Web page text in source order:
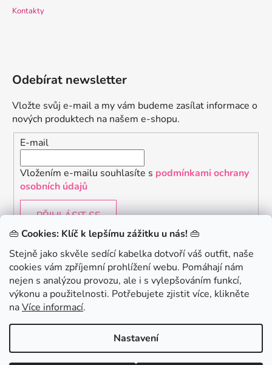
👜 Cookies: Klíč k lepšímu zážitku u nás! 👜
Stejně jako skvěle sedící kabelka dotvoří váš outfit, naše
cookies vám zpříjemní prohlížení webu. Pomáhají nám
nejen s analýzou provozu, ale i s vylepšováním funkcí,
výkonu a použitelnosti. Potřebujete zjistit více, klikněte
naVíce informací.
Nastavení
Kontakty
Odebírat newsletter
Vložte svůj e-mail a my vám budeme zasílat informace o
nových produktech na našem e-shopu.
E-mail
Vložením e-mailu souhlasíte s podmínkami ochrany
osobních údajů
PŘIHLÁSIT SE
.
KONTAKTUJTE NÁS - jsme tady pro Vás na telefonu i
Chceš získat slevu 150Kč na svůj první nákup? Přihlaste
se k našemu newsletteru.